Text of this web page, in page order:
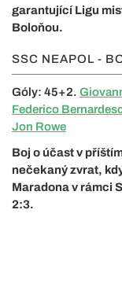
garantující Ligu
Boloňou.
SSC NEAPOL -
Góly: 45+2.
Federico
Jon Rowe
Boj o účast v
nečekaný zvrat,
Maradona v rámci
2:3.